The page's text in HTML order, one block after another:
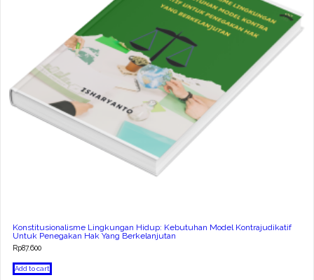
Konstitusionalisme Lingkungan Hidup: Kebutuhan Model Kontrajudikatif
Untuk Penegakan Hak Yang Berkelanjutan
Rp87.600
Add to cart